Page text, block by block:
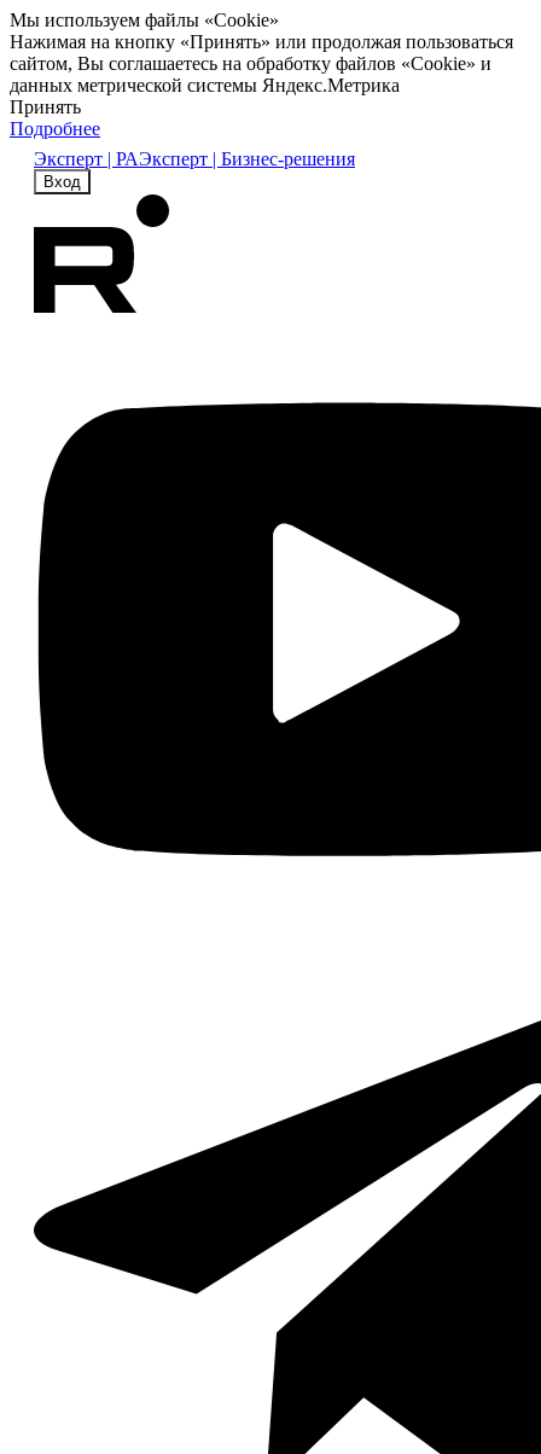
Мы используем файлы «Cookie»
Нажимая на кнопку «Принять» или продолжая пользоваться
сайтом, Вы соглашаетесь на обработку файлов «Cookie» и
данных метрической системы Яндекс.Метрика
Принять
Подробнее
Эксперт | РАЭксперт | Бизнес-решения
Вход